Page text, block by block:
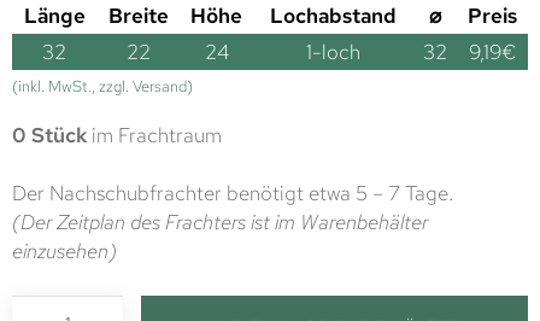
Länge Breite Höhe Lochabstand ⌀
Preis
32
22 24 1-loch 32 9,19€
(inkl. MwSt., zzgl. Versand)
0 Stück im Frachtraum
Der Nachschubfrachter benötigt etwa 5 – 7 Tage.
(Der Zeitplan des Frachters ist im Warenbehälter
einzusehen)